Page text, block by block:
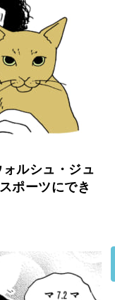
ォルシュ・ジュ
ポーツにでき